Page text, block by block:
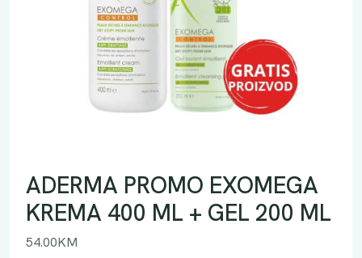
ADERMA PROMO EXOMEGA
KREMA 400 ML + GEL 200 ML
54.00KM